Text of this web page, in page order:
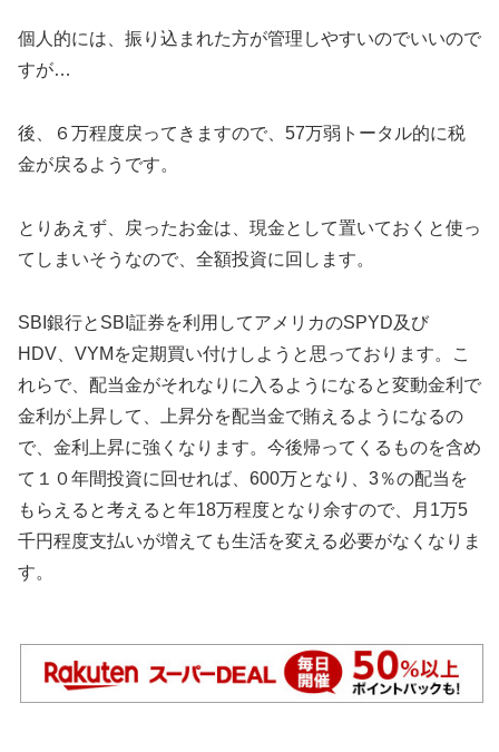
個人的には、振り込まれた方が管理しやすいのでいいので
すが…
後、６万程度戻ってきますので、57万弱トータル的に税
金が戻るようです。
とりあえず、戻ったお金は、現金として置いておくと使っ
てしまいそうなので、全額投資に回します。
SBI銀行とSBI証券を利用してアメリカのSPYD及び
HDV、VYMを定期買い付けしようと思っております。こ
れらで、配当金がそれなりに入るようになると変動金利で
金利が上昇して、上昇分を配当金で賄えるようになるの
で、金利上昇に強くなります。今後帰ってくるものを含め
て１０年間投資に回せれば、600万となり、3％の配当を
もらえると考えると年18万程度となり余すので、月1万5
千円程度支払いが増えても生活を変える必要がなくなりま
す。